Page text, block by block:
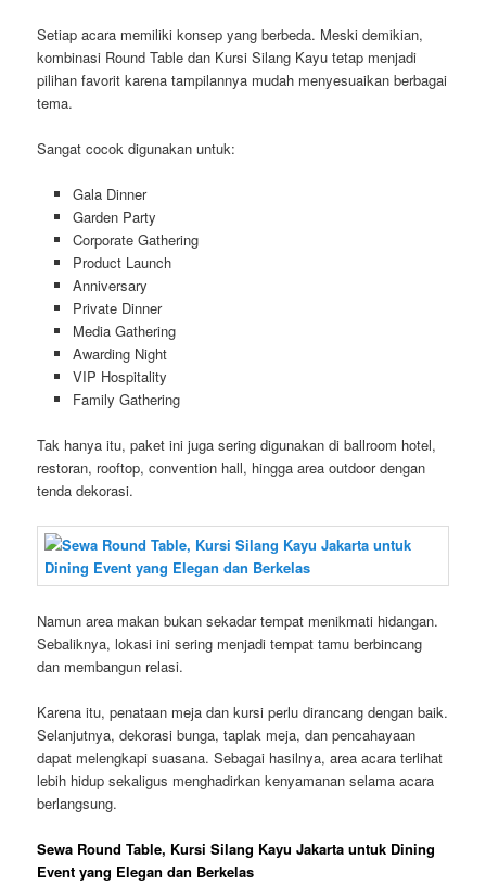
Setiap acara memiliki konsep yang berbeda. Meski demikian,
kombinasi Round Table dan Kursi Silang Kayu tetap menjadi
pilihan favorit karena tampilannya mudah menyesuaikan berbagai
tema.
Sangat cocok digunakan untuk:
Gala Dinner
Garden Party
Corporate Gathering
Product Launch
Anniversary
Private Dinner
Media Gathering
Awarding Night
VIP Hospitality
Family Gathering
Tak hanya itu, paket ini juga sering digunakan di ballroom hotel,
restoran, rooftop, convention hall, hingga area outdoor dengan
tenda dekorasi.
Namun area makan bukan sekadar tempat menikmati hidangan.
Sebaliknya, lokasi ini sering menjadi tempat tamu berbincang
dan membangun relasi.
Karena itu, penataan meja dan kursi perlu dirancang dengan baik.
Selanjutnya, dekorasi bunga, taplak meja, dan pencahayaan
dapat melengkapi suasana. Sebagai hasilnya, area acara terlihat
lebih hidup sekaligus menghadirkan kenyamanan selama acara
berlangsung.
Sewa Round Table, Kursi Silang Kayu Jakarta untuk Dining
Event yang Elegan dan Berkelas